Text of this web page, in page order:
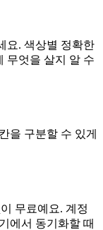
요. 색상별 정확한
무엇을 살지 알 수
을 구분할 수 있게
무료예요. 계정
에서 동기화할 때